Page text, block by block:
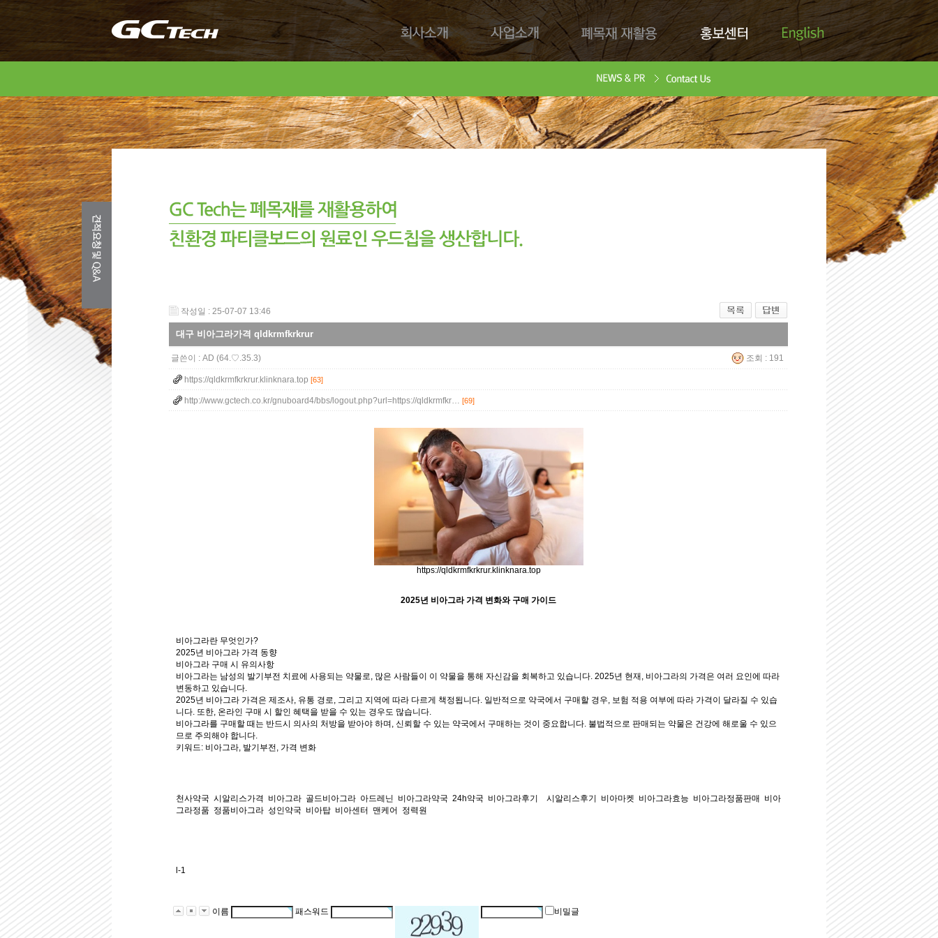
회사소개 사업소개 폐목재 재활용 홍보센터
Download
English
작성일 : 25-07-07 13:46
대구 비아그라가격 qldkrmfkrkrur
글쓴이 : AD (64.♡.35.3) 조회 : 191
https://qldkrmfkrkrur.klinknara.top [63]
http://www.gctech.co.kr/gnuboard4/bbs/logout.php?url=https://qldkrmfkr… [69]
https://qldkrmfkrkrur.klinknara.top
2025년 비아그라 가격 변화와 구매 가이드
비아그라란 무엇인가?
2025년 비아그라 가격 동향
비아그라 구매 시 유의사항
비아그라는 남성의 발기부전 치료에 사용되는 약물로, 많은 사람들이 이 약물을 통해 자신감을 회복하고 있습니다. 2025년 현재, 비아그라의 가격은 여러 요인에 따라
변동하고 있습니다.
2025년 비아그라 가격은 제조사, 유통 경로, 그리고 지역에 따라 다르게 책정됩니다. 일반적으로 약국에서 구매할 경우, 보험 적용 여부에 따라 가격이 달라질 수 있습
니다. 또한, 온라인 구매 시 할인 혜택을 받을 수 있는 경우도 많습니다.
비아그라를 구매할 때는 반드시 의사의 처방을 받아야 하며, 신뢰할 수 있는 약국에서 구매하는 것이 중요합니다. 불법적으로 판매되는 약물은 건강에 해로울 수 있으
므로 주의해야 합니다.
키워드: 비아그라, 발기부전, 가격 변화
천사약국 시알리스가격 비아그라 골드비아그라 아드레닌 비아그라약국 24h약국 비아그라후기 시알리스후기 비아마켓 비아그라효능 비아그라정품판매 비아
그라정품 정품비아그라 성인약국 비아탑 비아센터 맨케어 정력원
l-1
이름 패스워드 비밀글